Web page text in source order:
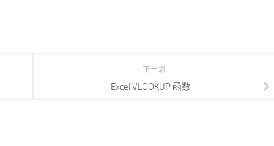
下一篇
Excel VLOOKUP 函数